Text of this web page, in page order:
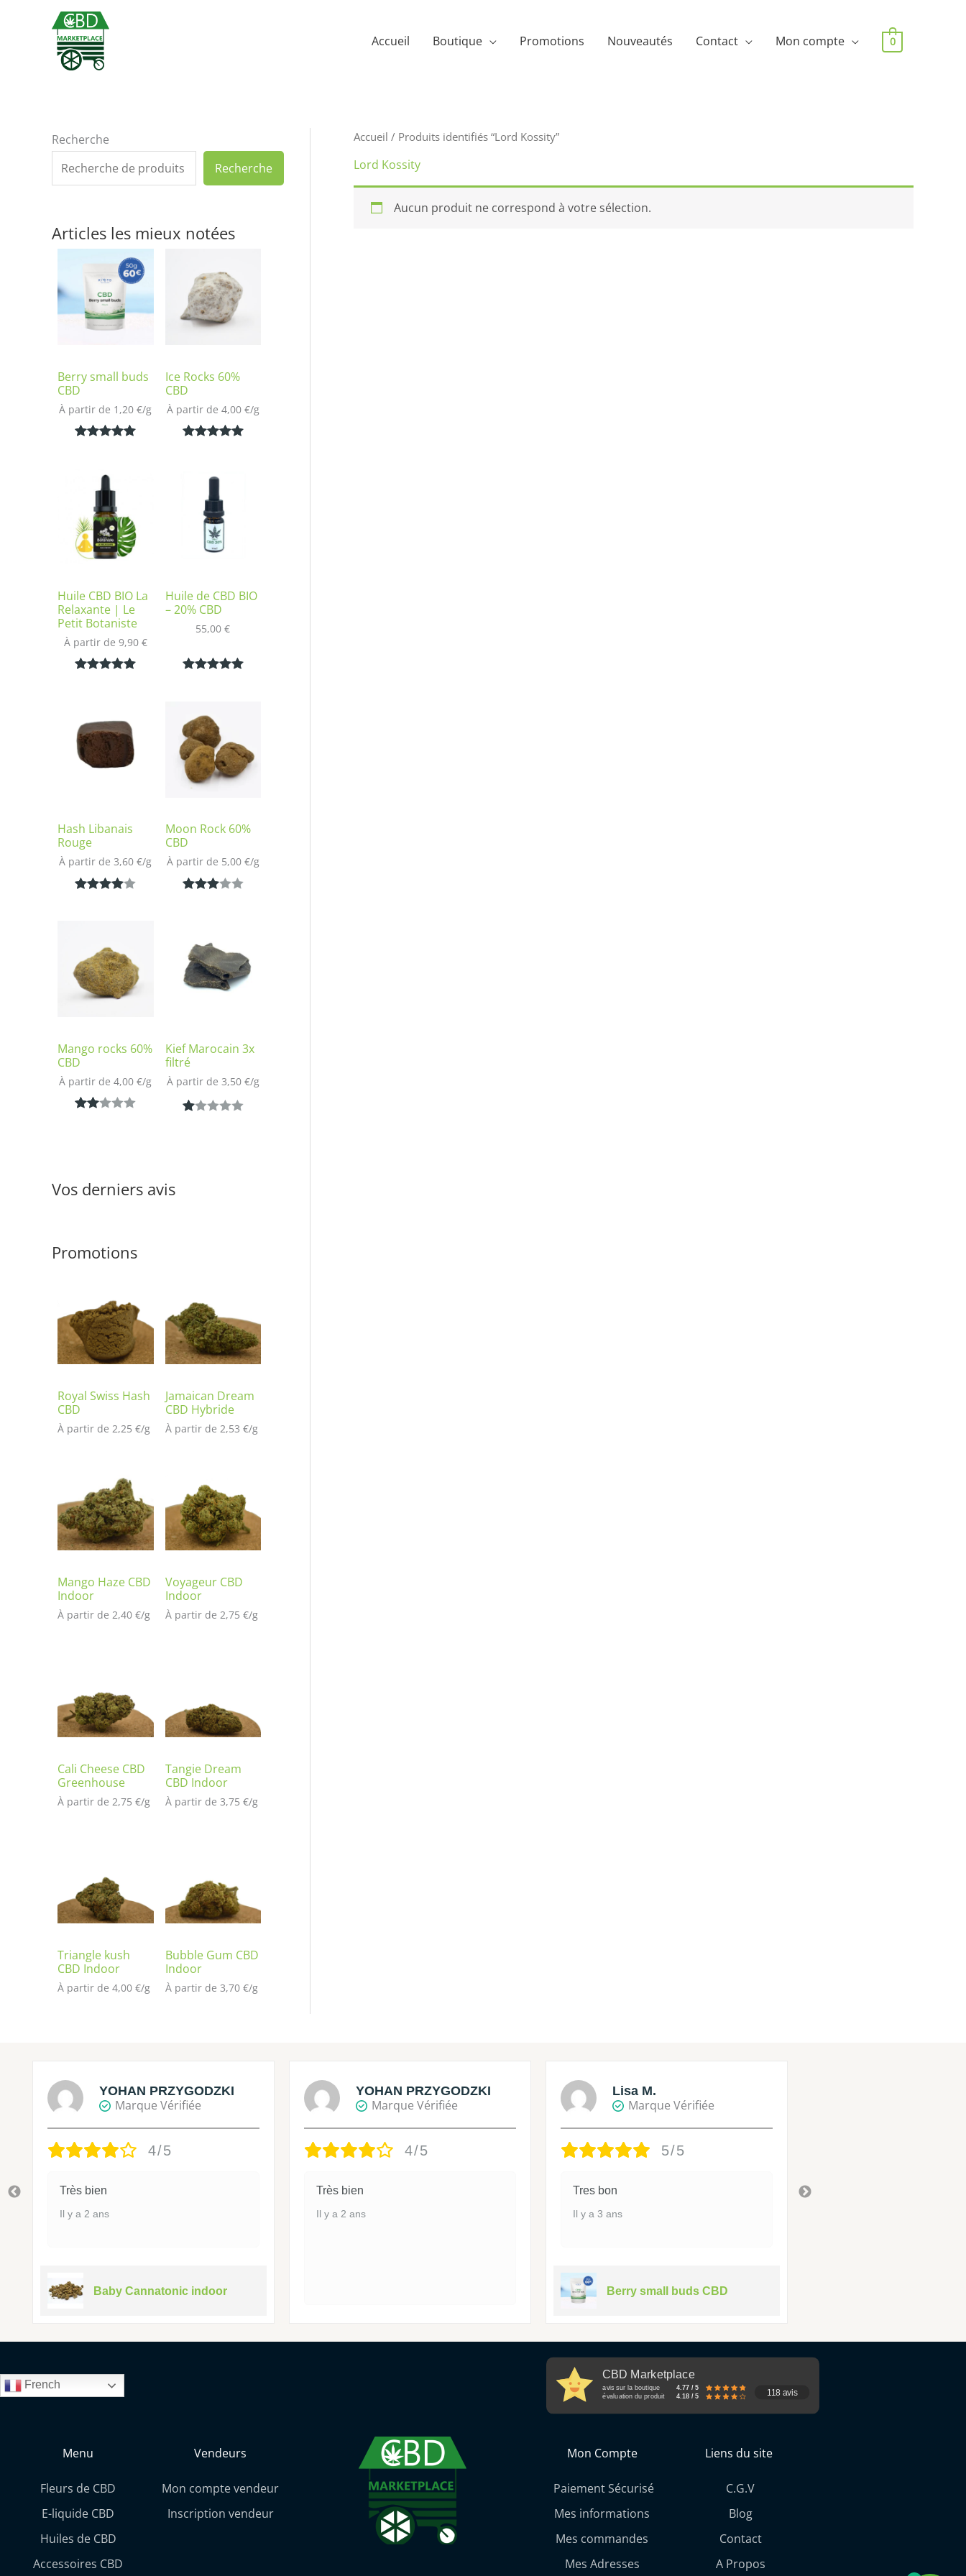
Accueil Boutique Promotions Nouveautés Contact Mon compte 0
Recherche
Recherche
Articles les mieux notées
Berry small buds
CBD
À partir de 1,20€/g
basé sur
client
Ice Rocks 60%
CBD
À partir de 4,00 €/g
basé sur
notation
client
Huile CBD BIO La
Relaxante | Le
Petit Botaniste
À partir de 9,90 €
notation
client
Huile de CBD BIO
– 20% CBD
55,00€
basé sur
notation
client
Hash Libanais
Rouge
À partir de 3,60€/g
sur
notation
client
Moon Rock 60%
CBD
À partir de 5,00 €/g
basé
sur
notatio
Mango rocks 60%
CBD
À partir de 4,00€/g
bas
Kief Marocain 3x
filtré
À partir de 3,50 €/g
s
ur
no
io
n
cli
Vos derniers avis
Promotions
Royal Swiss Hash
CBD
À partir de 2,25 €/g
Jamaican Dream
CBD Hybride
À partir de 2,53 €/g
Mango Haze CBD
Indoor
À partir de 2,40 €/g
Voyageur CBD
Indoor
À partir de 2,75 €/g
Cali Cheese CBD
Greenhouse
À partir de 2,75 €/g
Tangie Dream
CBD Indoor
À partir de 3,75 €/g
Triangle kush
CBD Indoor
À partir de 4,00 €/g
Bubble Gum CBD
Indoor
À partir de 3,70 €/g
Accueil / Produits identifiés “Lord Kossity”
Lord Kossity
Aucun produit ne correspond à votre sélection.
YOHAN PRZYGODZKI
Marque Vérifiée
4/5
Très bien
Il y a 2 ans
Baby Cannatonic indoor
YOHAN PRZYGODZKI
Marque Vérifiée
4/5
Très bien
Il y a 2 ans
Lisa M.
Marque Vérifiée
5/5
Tres bon
Il y a 3 ans
Berry small buds CBD
French
CBD Marketplace
avis sur la boutique
4.77 / 5
évaluation du produit
4.18 / 5 118 avis
Menu
Fleurs de CBD
E-liquide CBD
Huiles de CBD
Accessoires CBD
Vendeurs
Mon compte vendeur
Inscription vendeur
Mon Compte
Paiement Sécurisé
Mes informations
Mes commandes
Mes Adresses
Liens du site
C.G.V
Blog
Contact
A Propos